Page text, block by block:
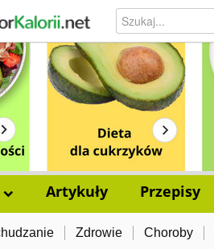
Artykuły Przepisy
Zdrowie Choroby